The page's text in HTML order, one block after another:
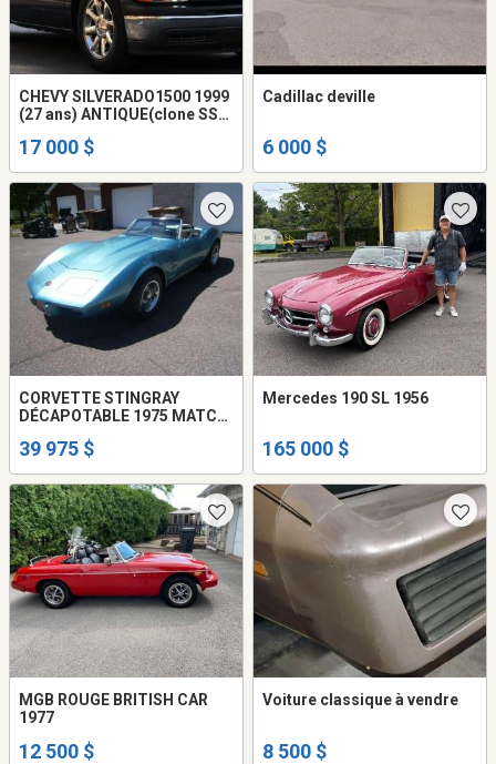
CHEVY SILVERADO1500 1999
(27 ans) ANTIQUE(clone SS)
TRES RARE 2X4 V-8 4.8L A/C
17 000 $
Cadillac deville
6 000 $
CORVETTE STINGRAY
DÉCAPOTABLE 1975 MATCH
39 975 $
Mercedes 190 SL 1956
165 000 $
MGB ROUGE BRITISH CAR
1977
12 500 $
Voiture classique à vendre
8 500 $